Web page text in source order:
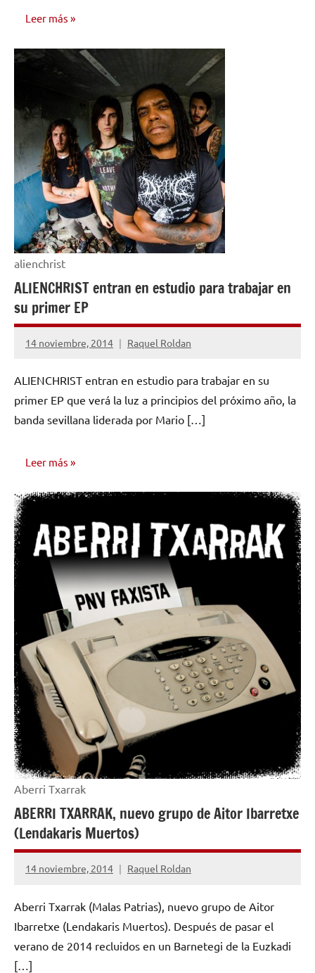
Leer más
NOTICIAS
alienchrist
ALIENCHRIST entran en estudio para trabajar en
su primer EP
14 noviembre, 2014 Raquel Roldan
No
comentarios
ALIENCHRIST entran en estudio para trabajar en su
primer EP que verá la luz a principios del próximo año, la
banda sevillana liderada por Mario […]
Leer más
NOTICIAS
Aberri Txarrak
ABERRI TXARRAK, nuevo grupo de Aitor Ibarretxe
(Lendakaris Muertos)
14 noviembre, 2014 Raquel Roldan
No
comentarios
Aberri Txarrak (Malas Patrias), nuevo grupo de Aitor
Ibarretxe (Lendakaris Muertos). Después de pasar el
verano de 2014 recluidos en un Barnetegi de la Euzkadi
[…]